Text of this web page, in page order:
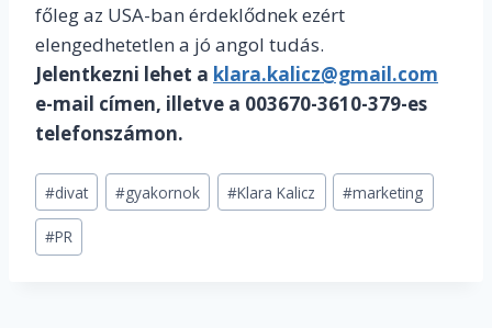
főleg az USA-ban érdeklődnek ezért
elengedhetetlen a jó angol tudás.
Jelentkezni lehet a klara.kalicz@gmail.com
e-mail címen, illetve a 003670-3610-379-es
telefonszámon.
Post
Tags:
#divat #gyakornok #Klara Kalicz #marketing
#PR